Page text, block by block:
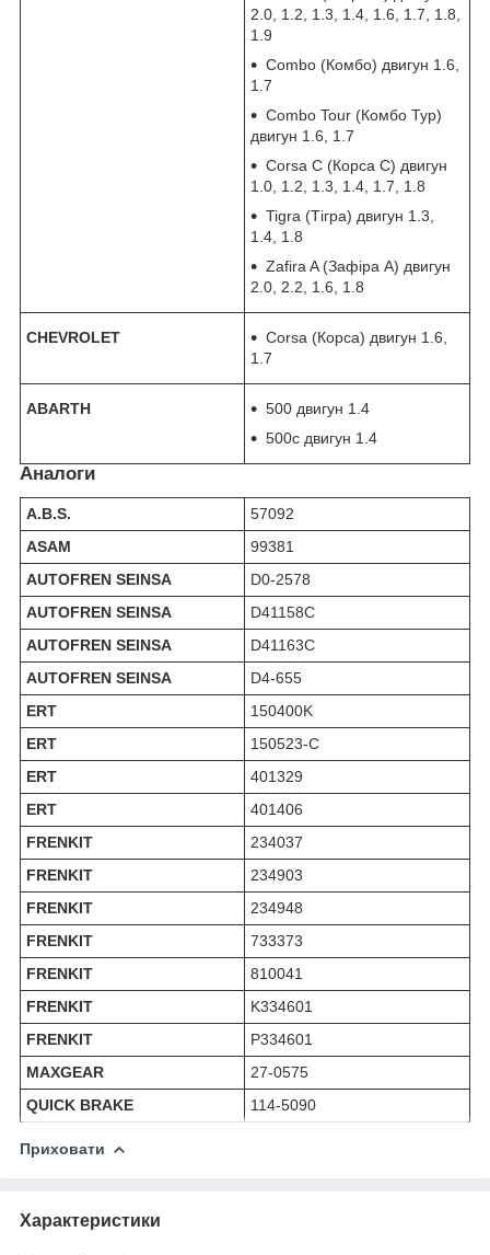
2.0, 1.2, 1.3, 1.4, 1.6, 1.7, 1.8,
1.9
Combo (Комбо) двигун 1.6,
1.7
Combo Tour (Комбо Тур)
двигун 1.6, 1.7
Corsa C (Корса С) двигун
1.0, 1.2, 1.3, 1.4, 1.7, 1.8
Tigra (Тігра) двигун 1.3,
1.4, 1.8
Zafira A (Зафіра А) двигун
2.0, 2.2, 1.6, 1.8
CHEVROLET
Corsa (Корса) двигун 1.6,
1.7
ABARTH
500 двигун 1.4
500c двигун 1.4
Аналоги
A.B.S.
57092
ASAM
99381
AUTOFREN SEINSA
D0-2578
AUTOFREN SEINSA
D41158C
AUTOFREN SEINSA
D41163C
AUTOFREN SEINSA
D4-655
ERT
150400K
ERT
150523-C
ERT
401329
ERT
401406
FRENKIT
234037
FRENKIT
234903
FRENKIT
234948
FRENKIT
733373
FRENKIT
810041
FRENKIT
K334601
FRENKIT
P334601
MAXGEAR
27-0575
QUICK BRAKE
114-5090
Приховати
Характеристики